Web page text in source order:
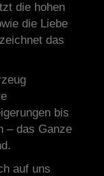
die hohen
die Liebe
das
bis
– das Ganze
auf uns